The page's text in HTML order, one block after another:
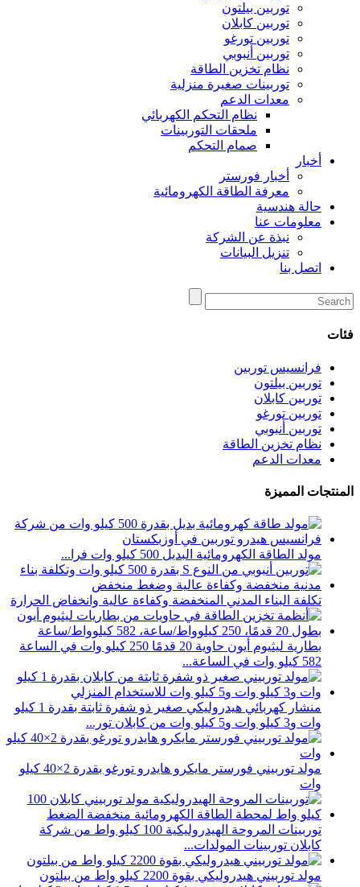
توربين بيلتون
توربين كابلان
توربين تورغو
توربين أنبوبي
نظام تخزين الطاقة
توربينات صغيرة منزلية
معدات الدعم
نظام التحكم الكهربائي
ملحقات التوربينات
صمام التحكم
أخبار
أخبار فورستر
معرفة الطاقة الكهرومائية
حالة هندسية
معلومات عنا
نبذة عن الشركة
تنزيل البيانات
اتصل بنا
فئات
فرانسيس توربين
توربين بيلتون
توربين كابلان
توربين تورغو
توربين أنبوبي
نظام تخزين الطاقة
معدات الدعم
المنتجات المميزة
مولد الطاقة الكهرومائية البديل 500 كيلو وات فرا...
تكلفة البناء المدني المنخفضة وكفاءة عالية وانخفاض الحرارة
بطارية ليثيوم أيون حاوية 20 قدمًا 250 كيلو وات في الساعة
582 كيلو وات في الساعة...
منشار كهربائي هيدروليكي صغير ذو شفرة ثابتة بقدرة 1 كيلو
وات و3 كيلو وات و5 كيلو وات من كابلان تور...
مولد توربيني فورستر مايكرو هايدرو تورغو بقدرة 2×40 كيلو
وات
توربينات المروحة الهيدروليكية 100 كيلو واط من شركة
كابلان توربينات المولدات...
مولد توربيني هيدروليكي بقوة 2200 كيلو واط من بيلتون